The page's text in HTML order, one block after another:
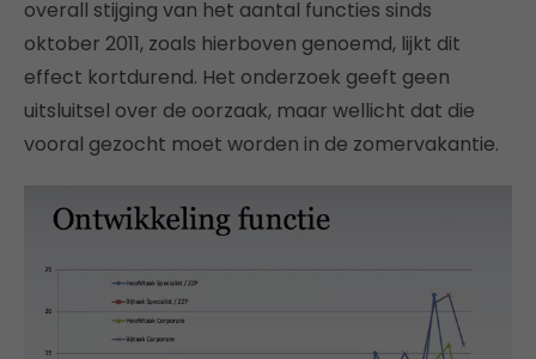
overall stijging van het aantal functies sinds
oktober 2011, zoals hierboven genoemd, lijkt dit
effect kortdurend. Het onderzoek geeft geen
uitsluitsel over de oorzaak, maar wellicht dat die
vooral gezocht moet worden in de zomervakantie.